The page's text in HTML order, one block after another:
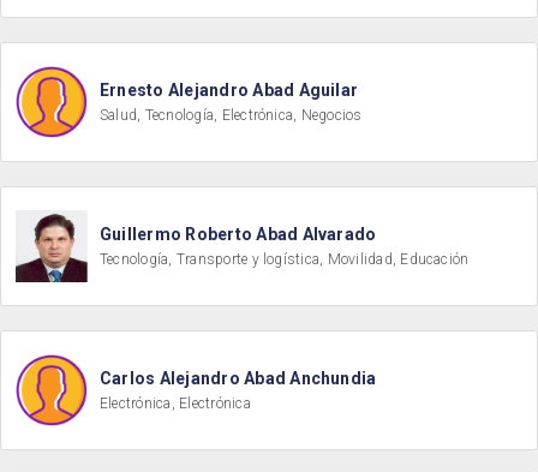
Ernesto Alejandro Abad Aguilar
Salud, Tecnología, Electrónica, Negocios
Guillermo Roberto Abad Alvarado
Tecnología, Transporte y logística, Movilidad, Educación
Carlos Alejandro Abad Anchundia
Electrónica, Electrónica